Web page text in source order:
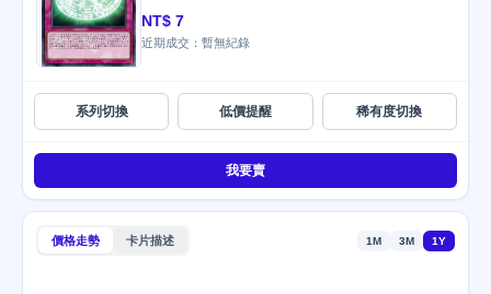
NT$ 7
近期成交：暫無紀錄
系列切換 低價提醒 稀有度切換
我要賣
價格走勢 卡片描述 1M 3M 1Y